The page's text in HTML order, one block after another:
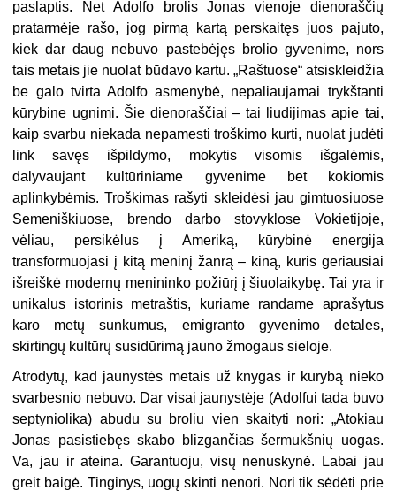
paslaptis. Net Adolfo brolis Jonas vienoje dienoraščių
pratarmėje rašo, jog pirmą kartą perskaitęs juos pajuto,
kiek dar daug nebuvo pastebėjęs brolio gyvenime, nors
tais metais jie nuolat būdavo kartu. „Raštuose“ atsiskleidžia
be galo tvirta Adolfo asmenybė, nepaliaujamai trykštanti
kūrybine ugnimi. Šie dienoraščiai – tai liudijimas apie tai,
kaip svarbu niekada nepamesti troškimo kurti, nuolat judėti
link savęs išpildymo, mokytis visomis išgalėmis,
dalyvaujant kultūriniame gyvenime bet kokiomis
aplinkybėmis. Troškimas rašyti skleidėsi jau gimtuosiuose
Semeniškiuose, brendo darbo stovyklose Vokietijoje,
vėliau, persikėlus į Ameriką, kūrybinė energija
transformuojasi į kitą meninį žanrą – kiną, kuris geriausiai
išreiškė modernų menininko požiūrį į šiuolaikybę. Tai yra ir
unikalus istorinis metraštis, kuriame randame aprašytus
karo metų sunkumus, emigranto gyvenimo detales,
skirtingų kultūrų susidūrimą jauno žmogaus sieloje.
Atrodytų, kad jaunystės metais už knygas ir kūrybą nieko
svarbesnio nebuvo. Dar visai jaunystėje (Adolfui tada buvo
septyniolika) abudu su broliu vien skaityti nori: „Atokiau
Jonas pasistiebęs skabo blizgančias šermukšnių uogas.
Va, jau ir ateina. Garantuoju, visų nenuskynė. Labai jau
greit baigė. Tinginys, uogų skinti nenori. Nori tik sėdėti prie